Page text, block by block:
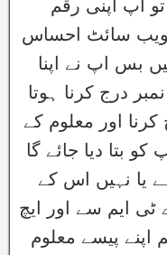
اپ اپنی رقم
ویب سائٹ احساس
بس اپ نے اپنا
درج کرنا ہوتا
اور معلوم کے
بتا دیا جائے گا
یا نہیں اس کے
ٹی ایم سے اور ایچ
اپنے پیسے معلوم